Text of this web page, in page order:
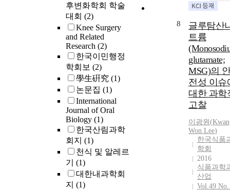
후변화학회 학술
대회 (2)
Knee Surgery
and Related
Research (2)
한국이민행정
학회보 (2)
學生硏究 (1)
논문집 (1)
International
Journal of Oral
Biology (1)
한국산림과학
회지 (1)
천식 및 알레르
기 (1)
대한내과학회
지 (1)
8
글루탐산
트륨
glutamate;
MSG)의
전성 이슈
대한 과학
고찰
이광원(
Won Lee)
한국식품
학회
2016
식품과학
산업
Vol.49